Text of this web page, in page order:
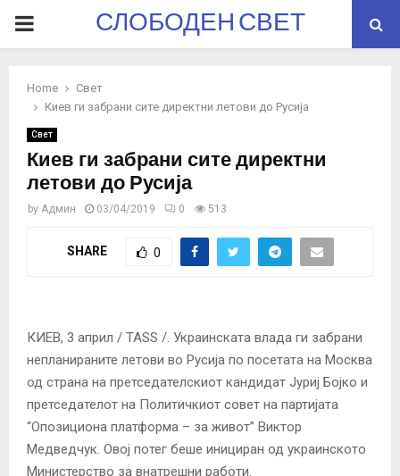
PRIMARYСЛОБОДЕН СВЕТ
Home
Свет
Киев ги забрани сите директни летови до Русија
Свет
Киев ги забрани сите директни
летови до Русија
by Админ 03/04/2019 0 513
SHARE 0
КИЕВ, 3 април / TASS /. Украинската влада ги забрани
непланираните летови во Русија по посетата на Москва
од страна на претседателскиот кандидат Јуриј Бојко и
претседателот на Политичкиот совет на партијата
“Опозициона платформа – за живот” Виктор
Медведчук. Овој потег беше инициран од украинското
Министерство за внатрешни работи.